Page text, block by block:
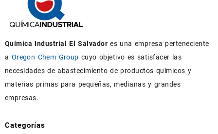
Química Industrial El Salvador es una empresa perteneciente
a Oregon Chem Group cuyo objetivo es satisfacer las
necesidades de abastecimiento de productos químicos y
materias primas para pequeñas, medianas y grandes
empresas.
Categorías